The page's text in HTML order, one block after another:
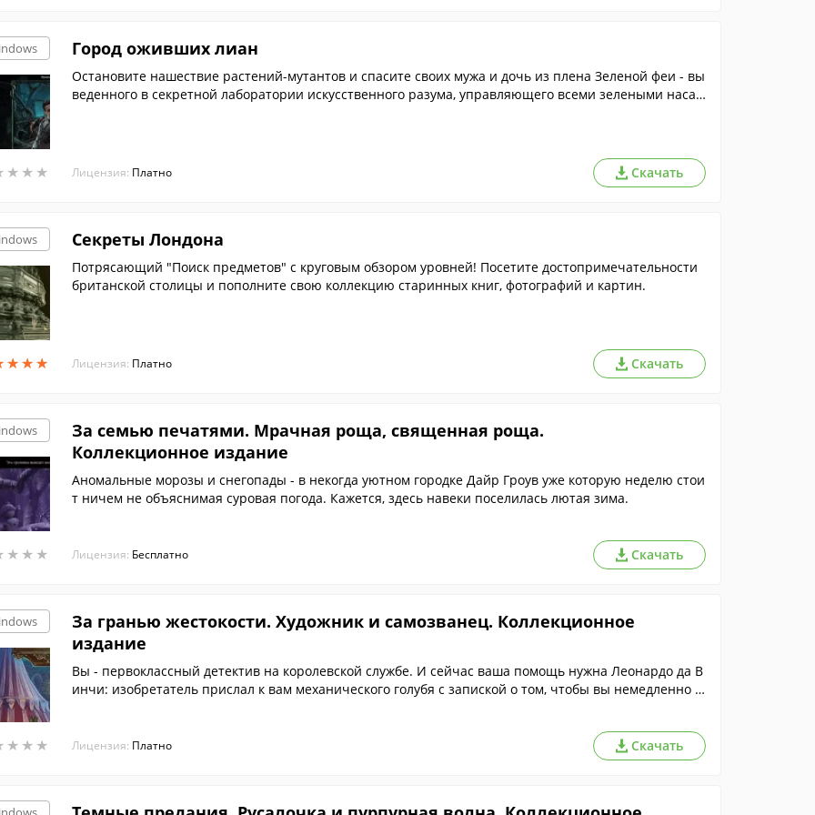
★ ★ ★
★ ★ ★
Город оживших лиан
Остановите нашествие растений-мутантов и спасите своих мужа и дочь из плена Зеленой феи - вы
веденного в секретной лаборатории искусственного разума, управляющего всеми зелеными насаж
Лицензия: Платно Скачать
★★★
★★★
Секреты Лондона
Потрясающий "Поиск предметов" с круговым обзором уровней! Посетите достопримечательности
британской столицы и пополните свою коллекцию старинных книг, фотографий и картин.
Лицензия: Платно Скачать
★ ★ ★
★ ★ ★
За семью печатями. Мрачная роща, священная роща.
Коллекционное издание
Аномальные морозы и снегопады - в некогда уютном городке Дайр Гроув уже которую неделю стои
т ничем не объяснимая суровая погода. Кажется, здесь навеки поселилась лютая зима.
Лицензия: Бесплатно Скачать
★ ★ ★
★ ★ ★
За гранью жестокости. Художник и самозванец. Коллекционное
издание
Вы - первоклассный детектив на королевской службе. И сейчас ваша помощь нужна Леонардо да В
инчи: изобретатель прислал к вам механического голубя с запиской о том, чтобы вы немедленно о
Лицензия: Платно Скачать